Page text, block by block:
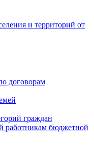
и территорий от
договорам
граждан
работникам бюджетной